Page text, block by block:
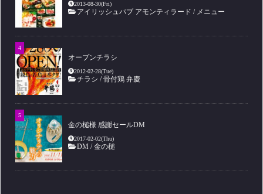
2013-08-30(Fri)
アイリッシュパブ アモンティラード / メニュー
オープンチラシ
2012-02-28(Tue)
チラシ /骨付鶏 弁慶
金の槌様 感謝セールDM
2017-02-02(Thu)
DM /金の槌